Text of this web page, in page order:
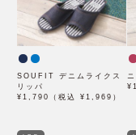
SOUFIT デニムライクス
リッパ
¥1,790（税込 ¥1,969）